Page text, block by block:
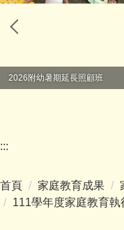
2026附幼暑期延長照顧班
:::
首頁 家庭教育成果
111學年度家庭教育執